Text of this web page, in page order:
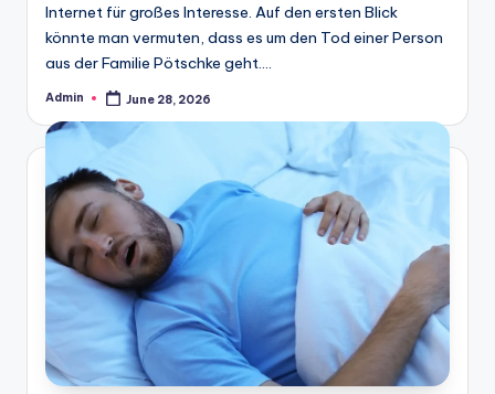
Internet für großes Interesse. Auf den ersten Blick
könnte man vermuten, dass es um den Tod einer Person
aus der Familie Pötschke geht.…
Posted
Admin June 28, 2026